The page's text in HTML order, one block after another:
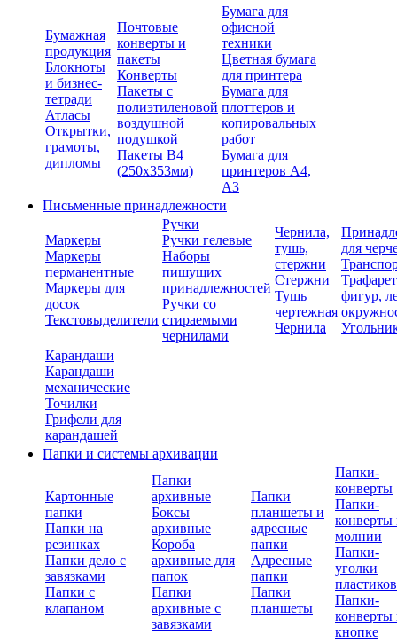
Бумажная
продукция
Блокноты
и бизнес-
тетради
Атласы
Открытки,
грамоты,
дипломы
Почтовые
конверты и
пакеты
Конверты
Пакеты с
полиэтиленовой
воздушной
подушкой
Пакеты В4
(250х353мм)
Бумага для
офисной
техники
Цветная бумага
для принтера
Бумага для
плоттеров и
копировальных
работ
Бумага для
принтеров А4,
А3
Письменные принадлежности
Маркеры
Маркеры
перманентные
Маркеры для
досок
Текстовыделители
Ручки
Ручки гелевые
Наборы
пишущих
принадлежностей
Ручки со
стираемыми
чернилами
Чернила,
тушь,
стержни
Стержни
Тушь
чертежная
Чернила
для
фигур,
Карандаши
Карандаши
механические
Точилки
Грифели для
карандашей
Папки и системы архивации
Картонные
папки
Папки на
резинках
Папки дело с
завязками
Папки с
клапаном
Папки
архивные
Боксы
архивные
Короба
архивные для
папок
Папки
архивные с
завязками
Папки
планшеты и
адресные
папки
Адресные
папки
Папки
планшеты
Папки-
конверты
Папки-
конверты
молнии
Папки-
уголки
Папки-
конверты
кнопке